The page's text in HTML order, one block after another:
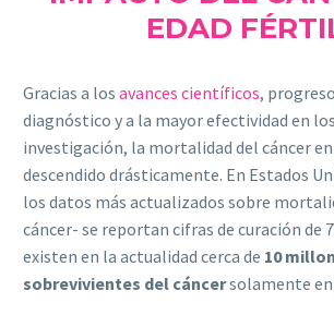
EDAD
Gracias a los avances científicos,
diagnóstico y a la mayor efectividad en
investigación, la mortalidad del cáncer
descendido drásticamente. En Estados
los datos más actualizados sobre
cáncer- se reportan cifras de curación de
existen en la actualidad cerca de 10
sobrevivientes del cáncersolamente en